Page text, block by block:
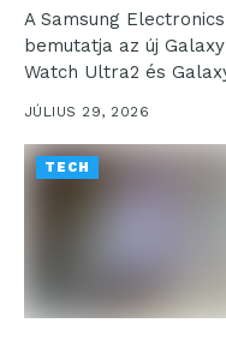
A Samsung Electronics
bemutatja az új Galaxy
Watch Ultra2 és
Watch9...
JÚLIUS 29, 2026
TECH